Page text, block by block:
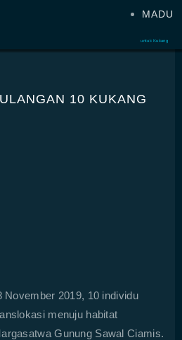
MADU
untuk Kukang
10 KUKANG
November 2019, 10 individu
menuju habitat
Gunung Sawal Ciamis.